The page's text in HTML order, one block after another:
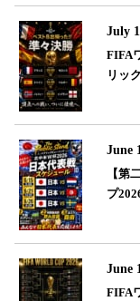
July
FIFA
リッ
June
【第
プ
June
FIFA